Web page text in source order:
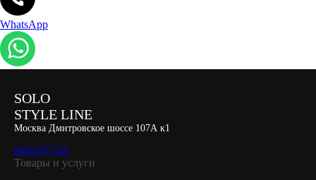
WhatsApp
SOLO
STYLE LINE
Москва Дмитровское шоссе 107А к1
84951977330
Товары и услуги